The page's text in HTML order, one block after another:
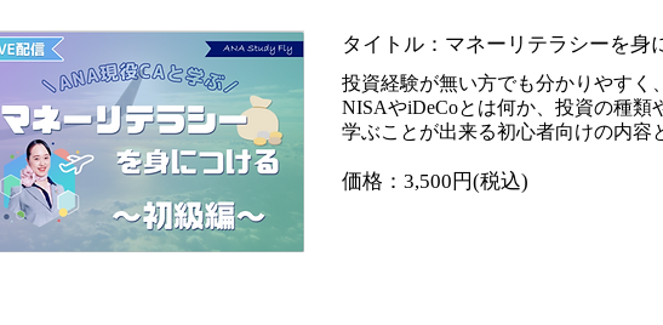
タイトル：マネーリテラシーを身
投資経験が無い方でも分かりやすく
NISAやiDeCoとは何か、投資の種類
学ぶことが出来る初心者向けの内容
​価格：3,500円(税込)